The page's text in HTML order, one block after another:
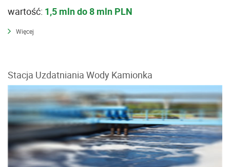
wartość: 1,5 mln do 8 mln PLN
Więcej
Stacja Uzdatniania Wody Kamionka